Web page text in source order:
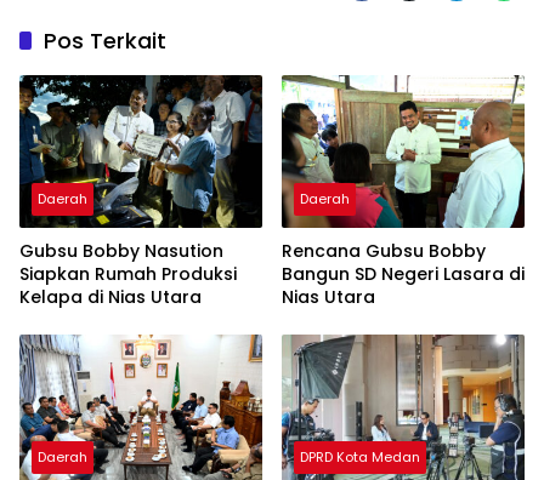
Pos Terkait
Daerah
Gubsu Bobby Nasution
Siapkan Rumah Produksi
Kelapa di Nias Utara
Daerah
Rencana Gubsu Bobby
Bangun SD Negeri Lasara di
Nias Utara
Daerah DPRD Kota Medan